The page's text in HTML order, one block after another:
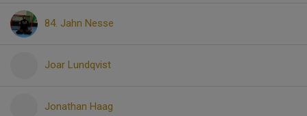
84. Jahn Nesse
Joar Lundqvist
Jonathan Haag